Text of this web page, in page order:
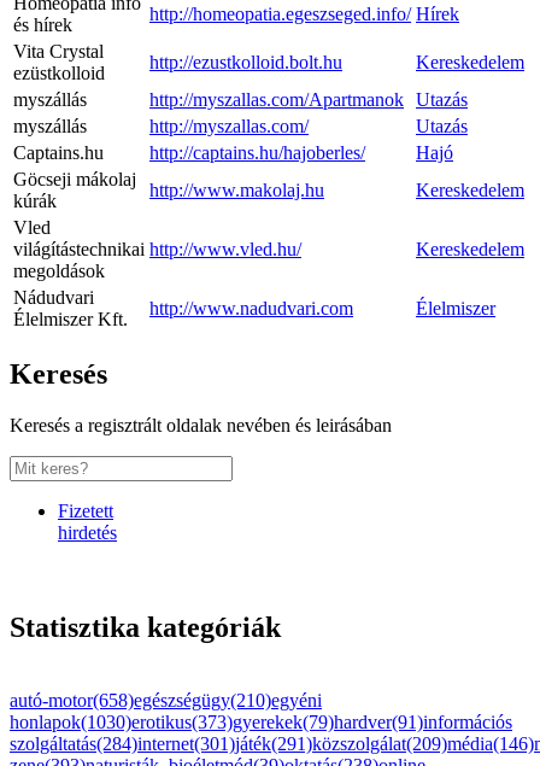
és hírek
http://homeopatia.egeszseged.info/ Hírek
Vita Crystal
ezüstkolloid
http://ezustkolloid.bolt.hu
Kereskedelem
myszállás
http://myszallas.com/Apartmanok Utazás
myszállás
http://myszallas.com/
Utazás
Captains.hu
http://captains.hu/hajoberles/
Hajó
Göcseji mákolaj
kúrák
http://www.makolaj.hu
Kereskedelem
Vled
világítástechnikai
megoldások
http://www.vled.hu/ Kereskedelem
Nádudvari
Élelmiszer Kft.
http://www.nadudvari.com Élelmiszer
Keresés
Keresés a regisztrált oldalak nevében és leirásában
Fizetett
hirdetés
Statisztika kategóriák
autó-motor(658)egészségügy(210)egyéni
honlapok(1030)erotikus(373)gyerekek(79)hardver(91)információs
szolgáltatás(284)internet(301)játék(291)közszolgálat(209)média(146)